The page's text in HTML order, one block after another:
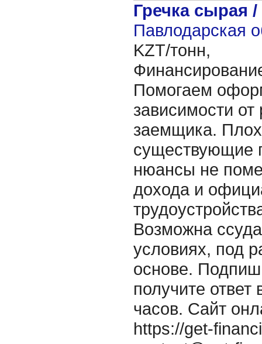
Гречка сырая /
Павлодарская
KZT/тонн,
Помогаем
зависимости от
заемщика.
существующие
нюансы не
дохода и
Возможна
условиях, под
основе.
получите ответ
часов. Сайт
https://get-